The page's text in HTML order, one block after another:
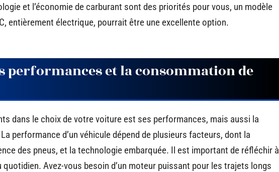
et l’économie de carburant sont des priorités pour vous, un modèle
entièrement électrique, pourrait être une excellente option.
performances et la consommation de
dans le choix de votre voiture est ses performances, mais aussi la
performance d’un véhicule dépend de plusieurs facteurs, dont la
des pneus, et la technologie embarquée. Il est important de réfléchir à
Avez-vous besoin d’un moteur puissant pour les trajets longs